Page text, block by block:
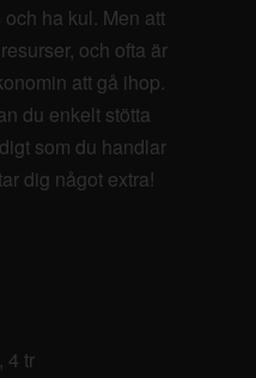
ha kul. Men att
och ofta är
att gå ihop.
du enkelt stötta
som du handlar
dig något extra!
4 tr